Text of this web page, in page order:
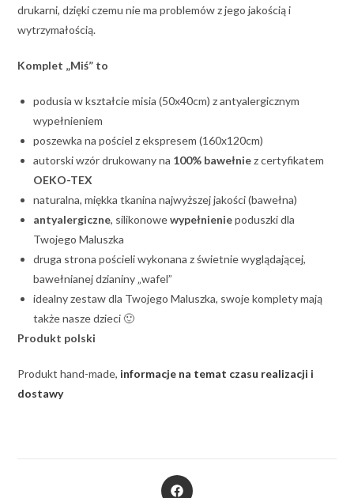
drukarni, dzięki czemu nie ma problemów z jego jakością i
wytrzymałością.
Komplet „Miś” to
podusia w kształcie misia (50x40cm) z antyalergicznym
wypełnieniem
poszewka na pościel z ekspresem (160x120cm)
autorski wzór drukowany na 100% bawełniez certyfikatem
OEKO-TEX
naturalna, miękka tkanina najwyższej jakości (bawełna)
antyalergiczne, silikonowewypełnieniepoduszki dla
Twojego Maluszka
druga strona pościeli wykonana z świetnie wyglądającej,
bawełnianej dzianiny „wafel”
idealny zestaw dla Twojego Maluszka, swoje komplety mają
także nasze dzieci 🙂
Produkt polski
Produkt hand-made, informacje na temat czasu realizacji i
dostawy
Opens